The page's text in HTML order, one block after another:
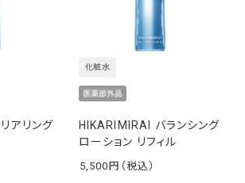
アリング
HIKARIMIRAI バランシング
ローション リフィル
化粧水
5,500